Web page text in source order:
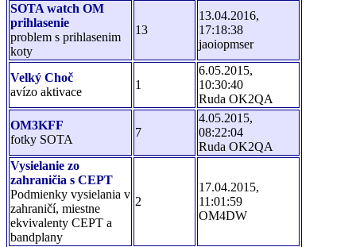
SOTA watch OM
prihlasenie
problem s prihlasenim
koty
13
13.04.2016,
17:18:38
jaoiopmser
Velký Choč
avízo aktivace
1
6.05.2015,
10:30:40
Ruda OK2QA
OM3KFF
fotky SOTA
7
4.05.2015,
08:22:04
Ruda OK2QA
Vysielanie zo
zahraničia s CEPT
Podmienky vysielania v
zahraničí, miestne
ekvivalenty CEPT a
bandplany
2
17.04.2015,
11:01:59
OM4DW